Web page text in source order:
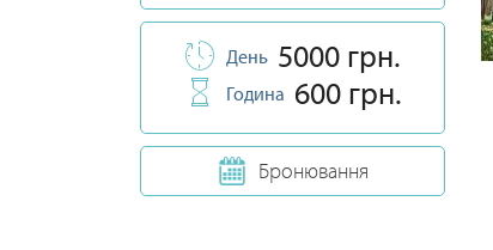
День 5000 грн.
Година 600 грн.
Бронювання